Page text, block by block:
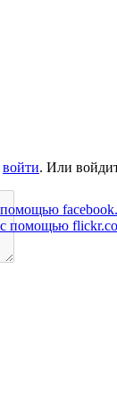
войти. Или